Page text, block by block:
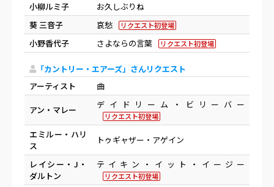
小柳ルミ子
お久しぶりね
葵 三音子
哀愁 リクエスト初登場
小野香代子 さよならの言葉 リクエスト初登場
「カントリー・エアーズ」さんリクエスト
アーティスト
曲
アン・マレー デイドリーム・ビリーバー
リクエスト初登場
エミルー・ハリ
ス
トゥギャザー・アゲイン
レイシー・J・
ダルトン
テイキン・イット・イージー
リクエスト初登場